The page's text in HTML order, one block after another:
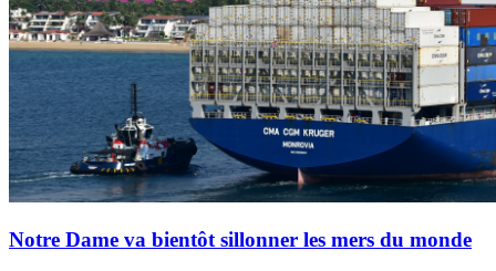
Notre Dame va bientôt sillonner les mers du monde